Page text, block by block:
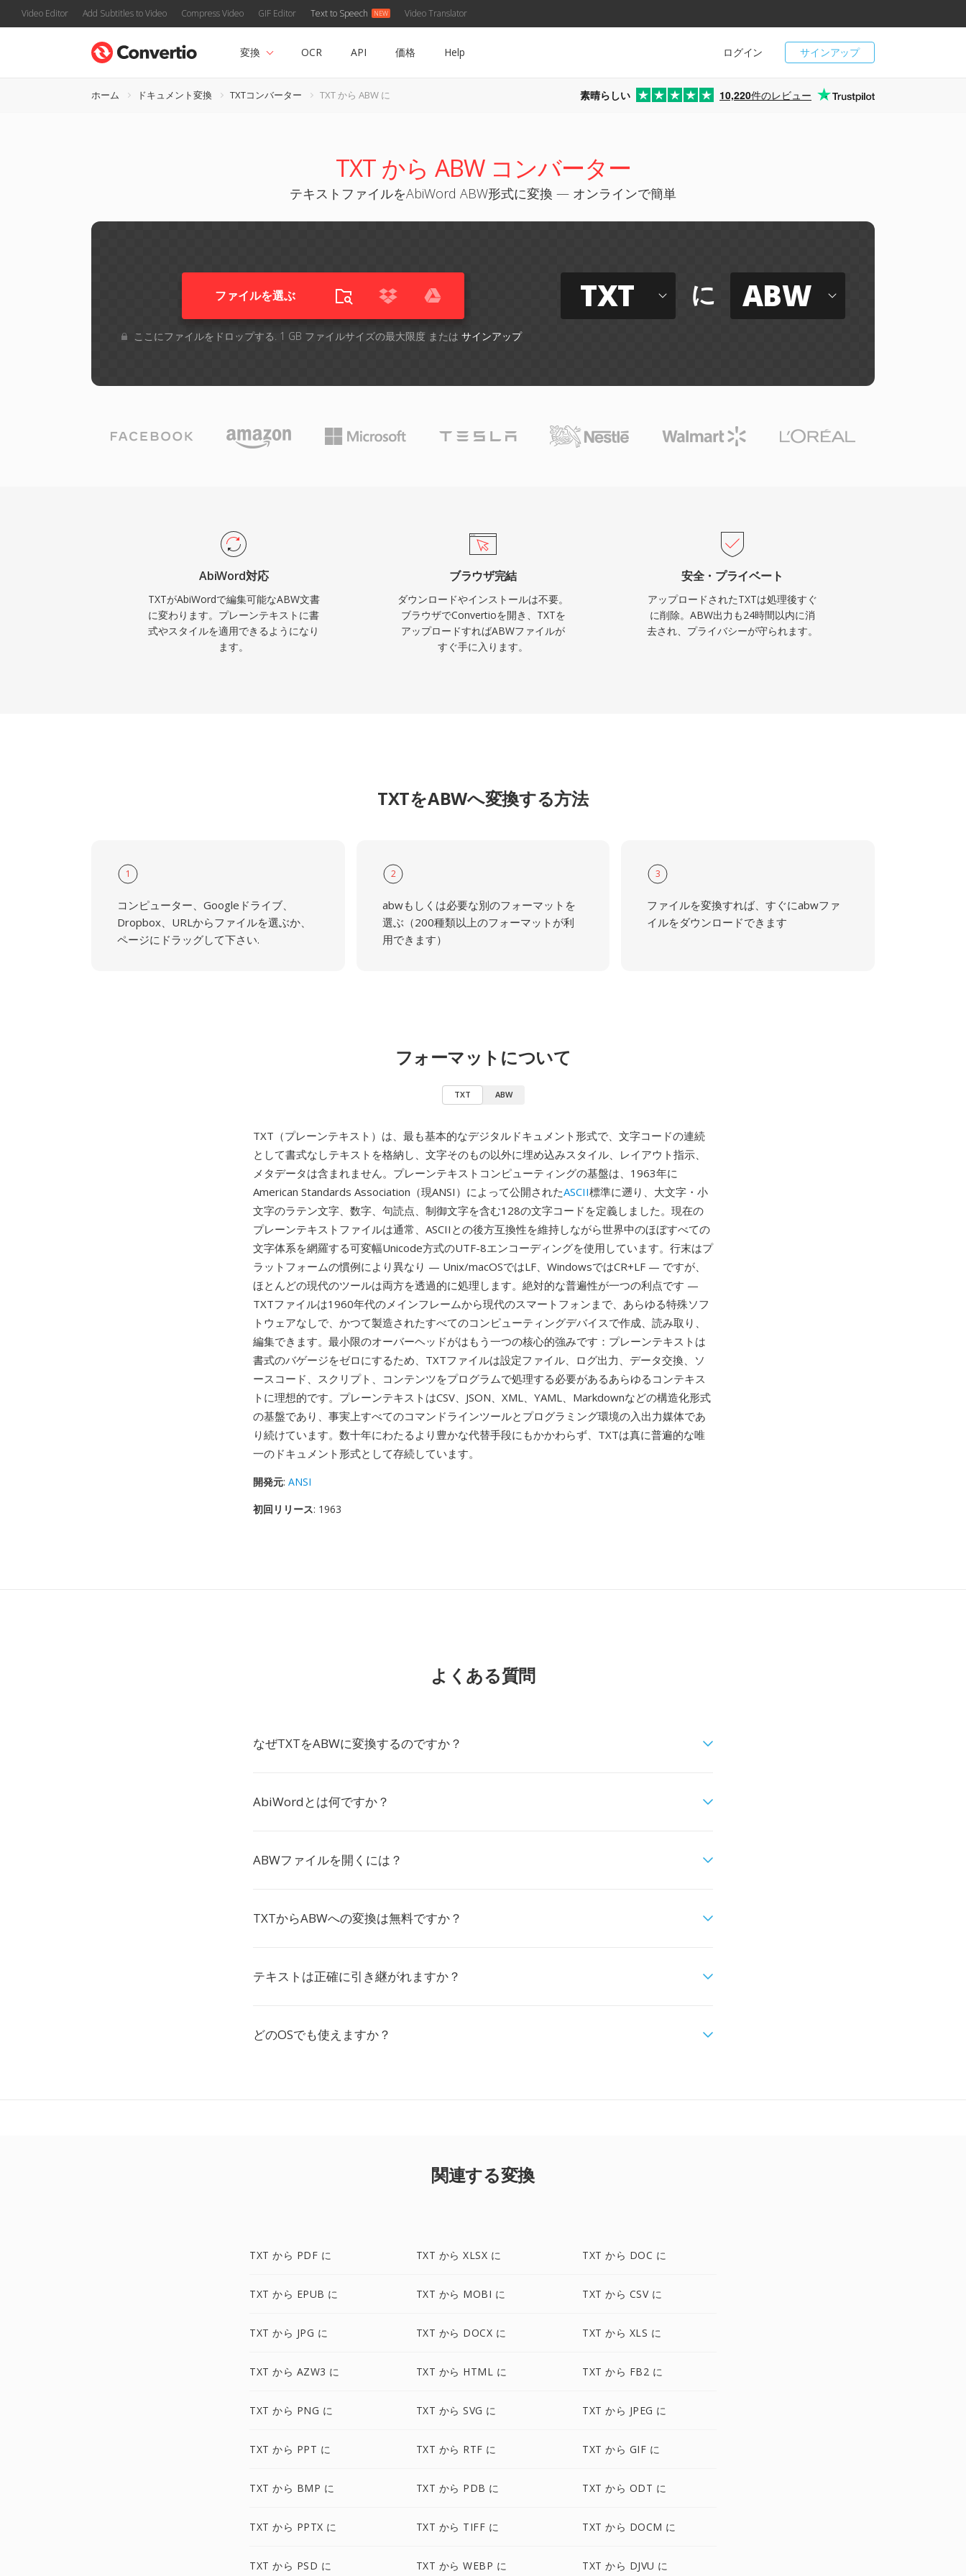
Video Editor Add Subtitles to Video Compress Video GIF Editor Text to Speech Video Translator
サインアップ
ログイン
変換 OCR API 価格 Help
ホーム ドキュメント変換 TXTコンバーター TXT から ABW に 素晴らしい 10,220件のレビュー
TXT から ABW コンバーター
テキストファイルをAbiWord ABW形式に変換 — オンラインで簡単
ファイルを選ぶ
ここにファイルをドロップする. 1 GB ファイルサイズの最大限度 または サインアップ
TXT に ABW
AbiWord対応
TXTがAbiWordで編集可能なABW文書
に変わります。プレーンテキストに書
式やスタイルを適用できるようになり
ます。
ブラウザ完結
ダウンロードやインストールは不要。
ブラウザでConvertioを開き、TXTを
アップロードすればABWファイルが
すぐ手に入ります。
安全・プライベート
アップロードされたTXTは処理後すぐ
に削除。ABW出力も24時間以内に消
去され、プライバシーが守られます。
TXTをABWへ変換する方法
1
コンピューター、Googleドライブ、
Dropbox、URLからファイルを選ぶか、
ページにドラッグして下さい.
2
abwもしくは必要な別のフォーマットを
選ぶ（200種類以上のフォーマットが利
用できます）
3
ファイルを変換すれば、すぐにabwファ
イルをダウンロードできます
フォーマットについて
TXT ABW
TXT（プレーンテキスト）は、最も基本的なデジタルドキュメント形式で、文字コードの連続
として書式なしテキストを格納し、文字そのもの以外に埋め込みスタイル、レイアウト指示、
メタデータは含まれません。プレーンテキストコンピューティングの基盤は、1963年に
American Standards Association（現ANSI）によって公開されたASCII標準に遡り、大文字・小
文字のラテン文字、数字、句読点、制御文字を含む128の文字コードを定義しました。現在の
プレーンテキストファイルは通常、ASCIIとの後方互換性を維持しながら世界中のほぼすべての
文字体系を網羅する可変幅Unicode方式のUTF-8エンコーディングを使用しています。行末はプ
ラットフォームの慣例により異なり — Unix/macOSではLF、WindowsではCR+LF — ですが、
ほとんどの現代のツールは両方を透過的に処理します。絶対的な普遍性が一つの利点です —
TXTファイルは1960年代のメインフレームから現代のスマートフォンまで、あらゆる特殊ソフ
トウェアなしで、かつて製造されたすべてのコンピューティングデバイスで作成、読み取り、
編集できます。最小限のオーバーヘッドがはもう一つの核心的強みです：プレーンテキストは
書式のバゲージをゼロにするため、TXTファイルは設定ファイル、ログ出力、データ交換、ソ
ースコード、スクリプト、コンテンツをプログラムで処理する必要があるあらゆるコンテキス
トに理想的です。プレーンテキストはCSV、JSON、XML、YAML、Markdownなどの構造化形式
の基盤であり、事実上すべてのコマンドラインツールとプログラミング環境の入出力媒体であ
り続けています。数十年にわたるより豊かな代替手段にもかかわらず、TXTは真に普遍的な唯
一のドキュメント形式として存続しています。
開発元: ANSI
初回リリース: 1963
よくある質問
なぜTXTをABWに変換するのですか？
AbiWordとは何ですか？
ABWファイルを開くには？
TXTからABWへの変換は無料ですか？
テキストは正確に引き継がれますか？
どのOSでも使えますか？
関連する変換
TXT から PDF に TXT から XLSX に TXT から DOC に
TXT から EPUB に TXT から MOBI に TXT から CSV に
TXT から JPG に TXT から DOCX に TXT から XLS に
TXT から AZW3 に TXT から HTML に TXT から FB2 に
TXT から PNG に TXT から SVG に TXT から JPEG に
TXT から PPT に TXT から RTF に TXT から GIF に
TXT から BMP に TXT から PDB に TXT から ODT に
TXT から PPTX に TXT から TIFF に TXT から DOCM に
TXT から PSD に TXT から WEBP に TXT から DJVU に